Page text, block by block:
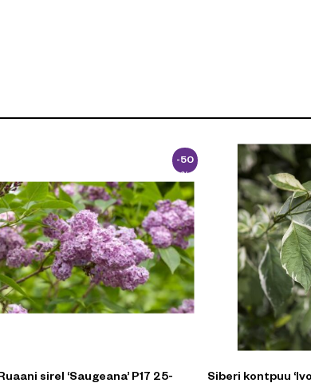
-50
%
sirel ‘Saugeana’ P17 25-
Siberi kontpuu